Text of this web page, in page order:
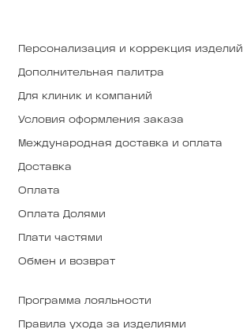
Персонализация и коррекция изделий
Дополнительная палитра
Для клиник и компаний
Условия оформления заказа
Международная доставка и оплата
Доставка
Оплата
Оплата Долями
Плати частями
Обмен и возврат
Программа лояльности
Правила ухода за изделиями